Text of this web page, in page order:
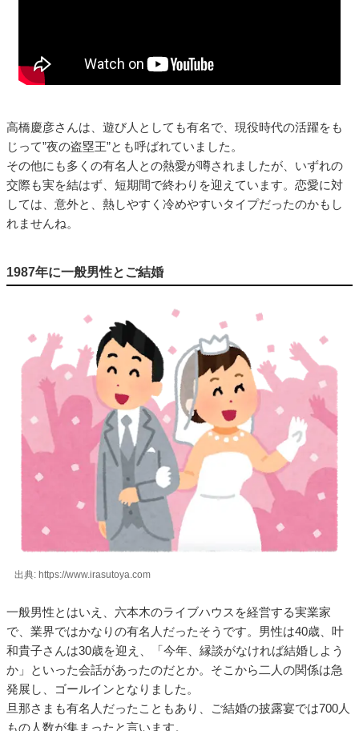
高橋慶彦さんは、遊び人としても有名で、現役時代の活躍をも
じって”夜の盗塁王”とも呼ばれていました。
その他にも多くの有名人との熱愛が噂されましたが、いずれの
交際も実を結はず、短期間で終わりを迎えています。恋愛に対
しては、意外と、熱しやすく冷めやすいタイプだったのかもし
れませんね。
1987年に一般男性とご結婚
出典: https://www.irasutoya.com
一般男性とはいえ、六本木のライブハウスを経営する実業家
で、業界ではかなりの有名人だったそうです。男性は40歳、叶
和貴子さんは30歳を迎え、「今年、縁談がなければ結婚しよう
か」といった会話があったのだとか。そこから二人の関係は急
発展し、ゴールインとなりました。
旦那さまも有名人だったこともあり、ご結婚の披露宴では700人
もの人数が集まったと言います。